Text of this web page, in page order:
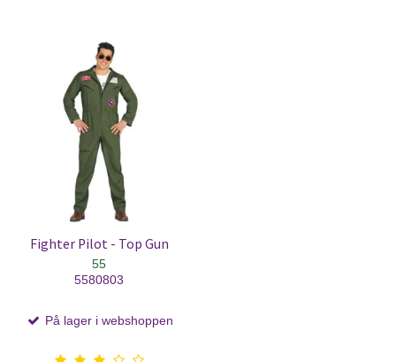
Fighter Pilot - Top Gun
55
5580803
På lager i webshoppen